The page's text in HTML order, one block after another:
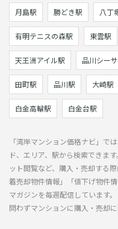
月島駅 勝どき駅 八丁
有明テニスの森駅 東雲駅
天王洲アイル駅 品川シー
田町駅 品川駅 大崎駅
白金高輪駅 白金台駅
「湾岸マンション価格ナビ」で
ド、エリア、駅から検索できま
ット閲覧など、購入・売却する
着売却物件情報」「値下げ物件
マガジンを毎週配信しています
問わずマンションに購入・売却